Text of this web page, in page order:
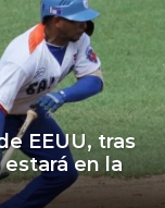
EEUU, tras
en la